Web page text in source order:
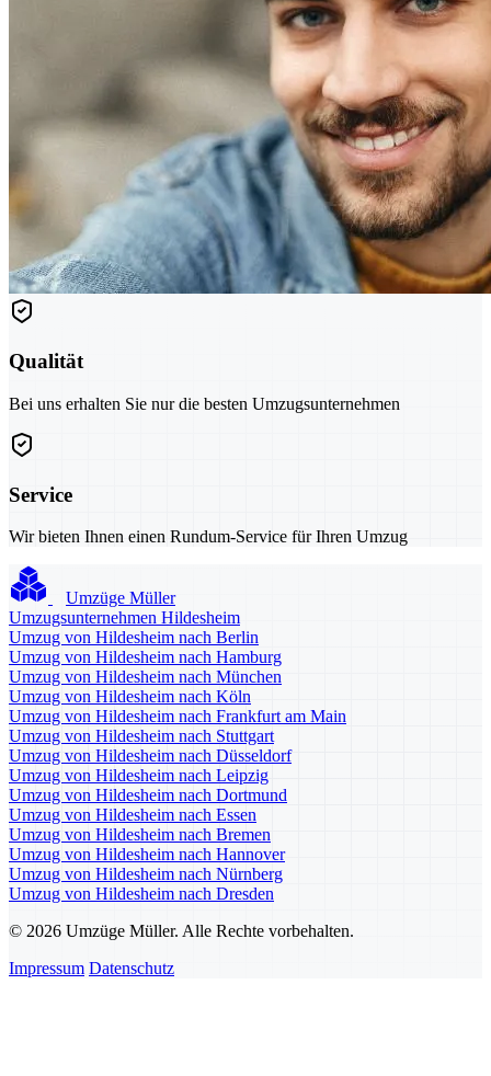
Qualität
Bei uns erhalten Sie nur die besten Umzugsunternehmen
Service
Wir bieten Ihnen einen Rundum-Service für Ihren Umzug
Umzüge Müller
Umzugsunternehmen Hildesheim
Umzug von Hildesheim nach Berlin
Umzug von Hildesheim nach Hamburg
Umzug von Hildesheim nach München
Umzug von Hildesheim nach Köln
Umzug von Hildesheim nach Frankfurt am Main
Umzug von Hildesheim nach Stuttgart
Umzug von Hildesheim nach Düsseldorf
Umzug von Hildesheim nach Leipzig
Umzug von Hildesheim nach Dortmund
Umzug von Hildesheim nach Essen
Umzug von Hildesheim nach Bremen
Umzug von Hildesheim nach Hannover
Umzug von Hildesheim nach Nürnberg
Umzug von Hildesheim nach Dresden
© 2026 Umzüge Müller. Alle Rechte vorbehalten.
Impressum Datenschutz